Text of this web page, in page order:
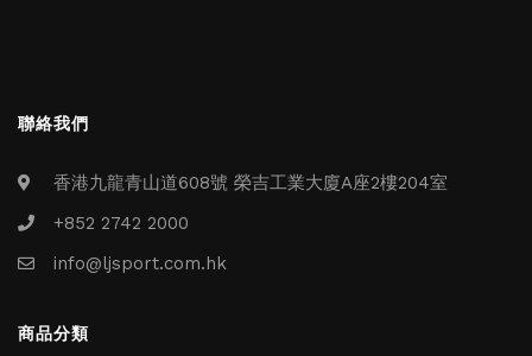
聯絡我們
香港九龍青山道608號 榮吉工業大廈A座2樓204室
+852 2742 2000
info@ljsport.com.hk
商品分類